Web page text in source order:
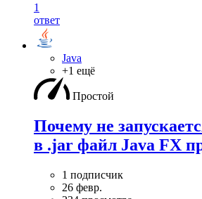
1
ответ
Java
+1 ещё
Простой
Почему не
в .jar файл Java FX
1 подписчик
26 февр.